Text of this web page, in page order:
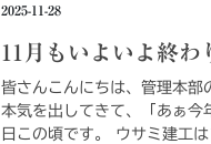
2025-11-28
11月もいよいよ終わ
皆さんこんにちは、管理本
本気を出してきて、「あぁ
日この頃です。 ウサミ建工